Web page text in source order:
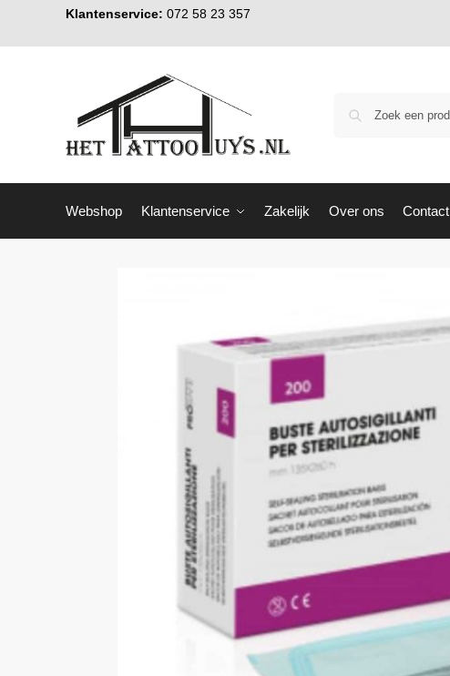
Klantenservice: 072 58 23 357
Webshop Klantenservice Zakelijk Over ons Contact